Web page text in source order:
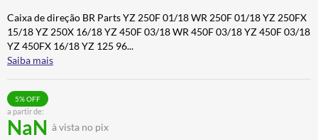
Caixa de direção BR Parts YZ 250F 01/18 WR 250F 01/18 YZ 250FX
15/18 YZ 250X 16/18 YZ 450F 03/18 WR 450F 03/18 YZ 450F 03/18
YZ 450FX 16/18 YZ 125 96...
Saiba mais
a partir de:
NaN à vista no pix
5% OFF
7 º ALPINESTAR
8 CALÇA
9º BOTAS
10º